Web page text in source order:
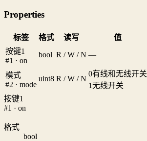
Properties
标签 格式 读写
值
按键1
#1 · on
bool R / W / N —
模式
#2 · mode
uint8 R / W / N
0有线和无线开关
1无线开关
按键1
#1 · on
格式
bool